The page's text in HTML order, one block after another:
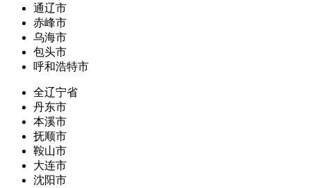
通辽市
赤峰市
乌海市
包头市
呼和浩特市
全辽宁省
丹东市
本溪市
抚顺市
鞍山市
大连市
沈阳市